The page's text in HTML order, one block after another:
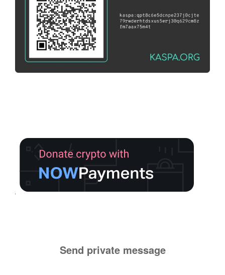
Send private message